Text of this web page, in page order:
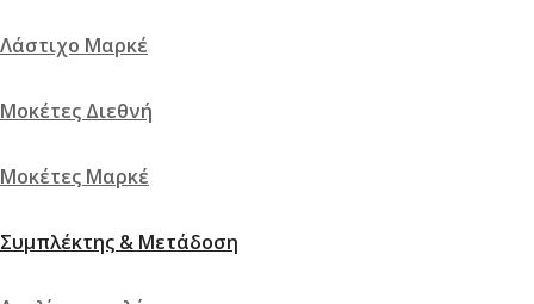
Λάστιχο Μαρκέ
Μοκέτες Διεθνή
Μοκέτες Μαρκέ
Συμπλέκτης & Μετάδοση